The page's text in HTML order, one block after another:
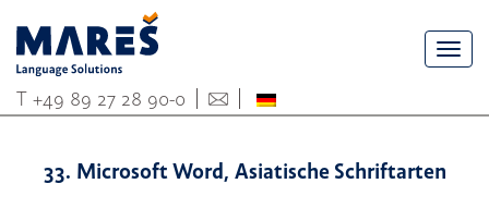
T +49 89 27 28 90-0
33. Microsoft Word, Asiatische Schriftarten